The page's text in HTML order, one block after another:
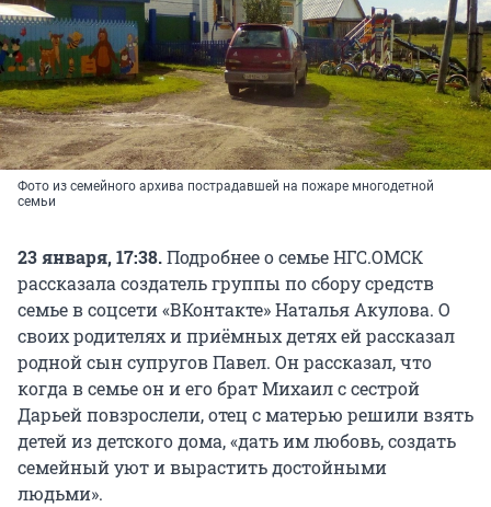
Фото из семейного архива пострадавшей на пожаре многодетной
семьи
23 января, 17:38.Подробнее о семье НГС.ОМСК
рассказала создатель группы по сбору средств
семье в соцсети «ВКонтакте» Наталья Акулова. О
своих родителях и приёмных детях ей рассказал
родной сын супругов Павел. Он рассказал, что
когда в семье он и его брат Михаил с сестрой
Дарьей повзрослели, отец с матерью решили взять
детей из детского дома, «дать им любовь, создать
семейный уют и вырастить достойными
людьми».